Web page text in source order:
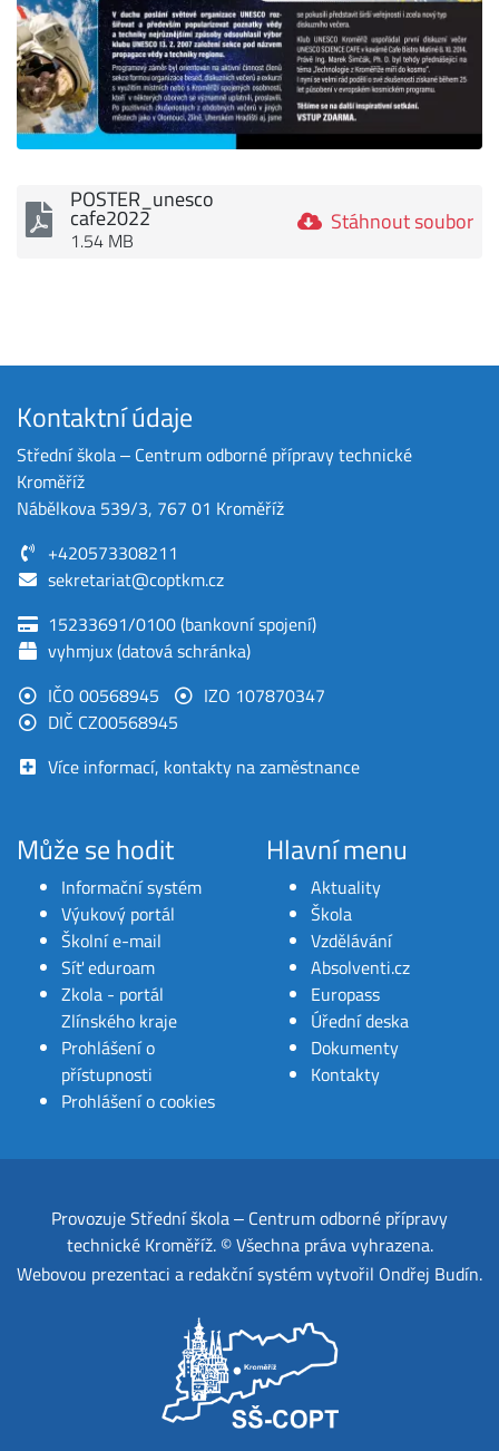
POSTER_unesco
cafe2022
1.54 MB
Stáhnout soubor
Kontaktní údaje
Střední škola ‒ Centrum odborné přípravy technické
Kroměříž
Nábělkova 539/3, 767 01 Kroměříž
+420573308211
sekretariat@coptkm.cz
15233691/0100 (bankovní spojení)
vyhmjux (datová schránka)
IČO 00568945
IZO 107870347
DIČ CZ00568945
Více informací, kontakty na zaměstnance
Může se hodit
Informační systém
Výukový portál
Školní e-mail
Síť eduroam
Zkola - portál
Zlínského kraje
Prohlášení o
přístupnosti
Prohlášení o cookies
Hlavní menu
Aktuality
Škola
Vzdělávání
Absolventi.cz
Europass
Úřední deska
Dokumenty
Kontakty
ProvozujeStřední škola ‒ Centrum odborné přípravy
technické Kroměříž. © Všechna práva vyhrazena.
Webovou prezentaci a redakční systémvytvořil Ondřej Budín.